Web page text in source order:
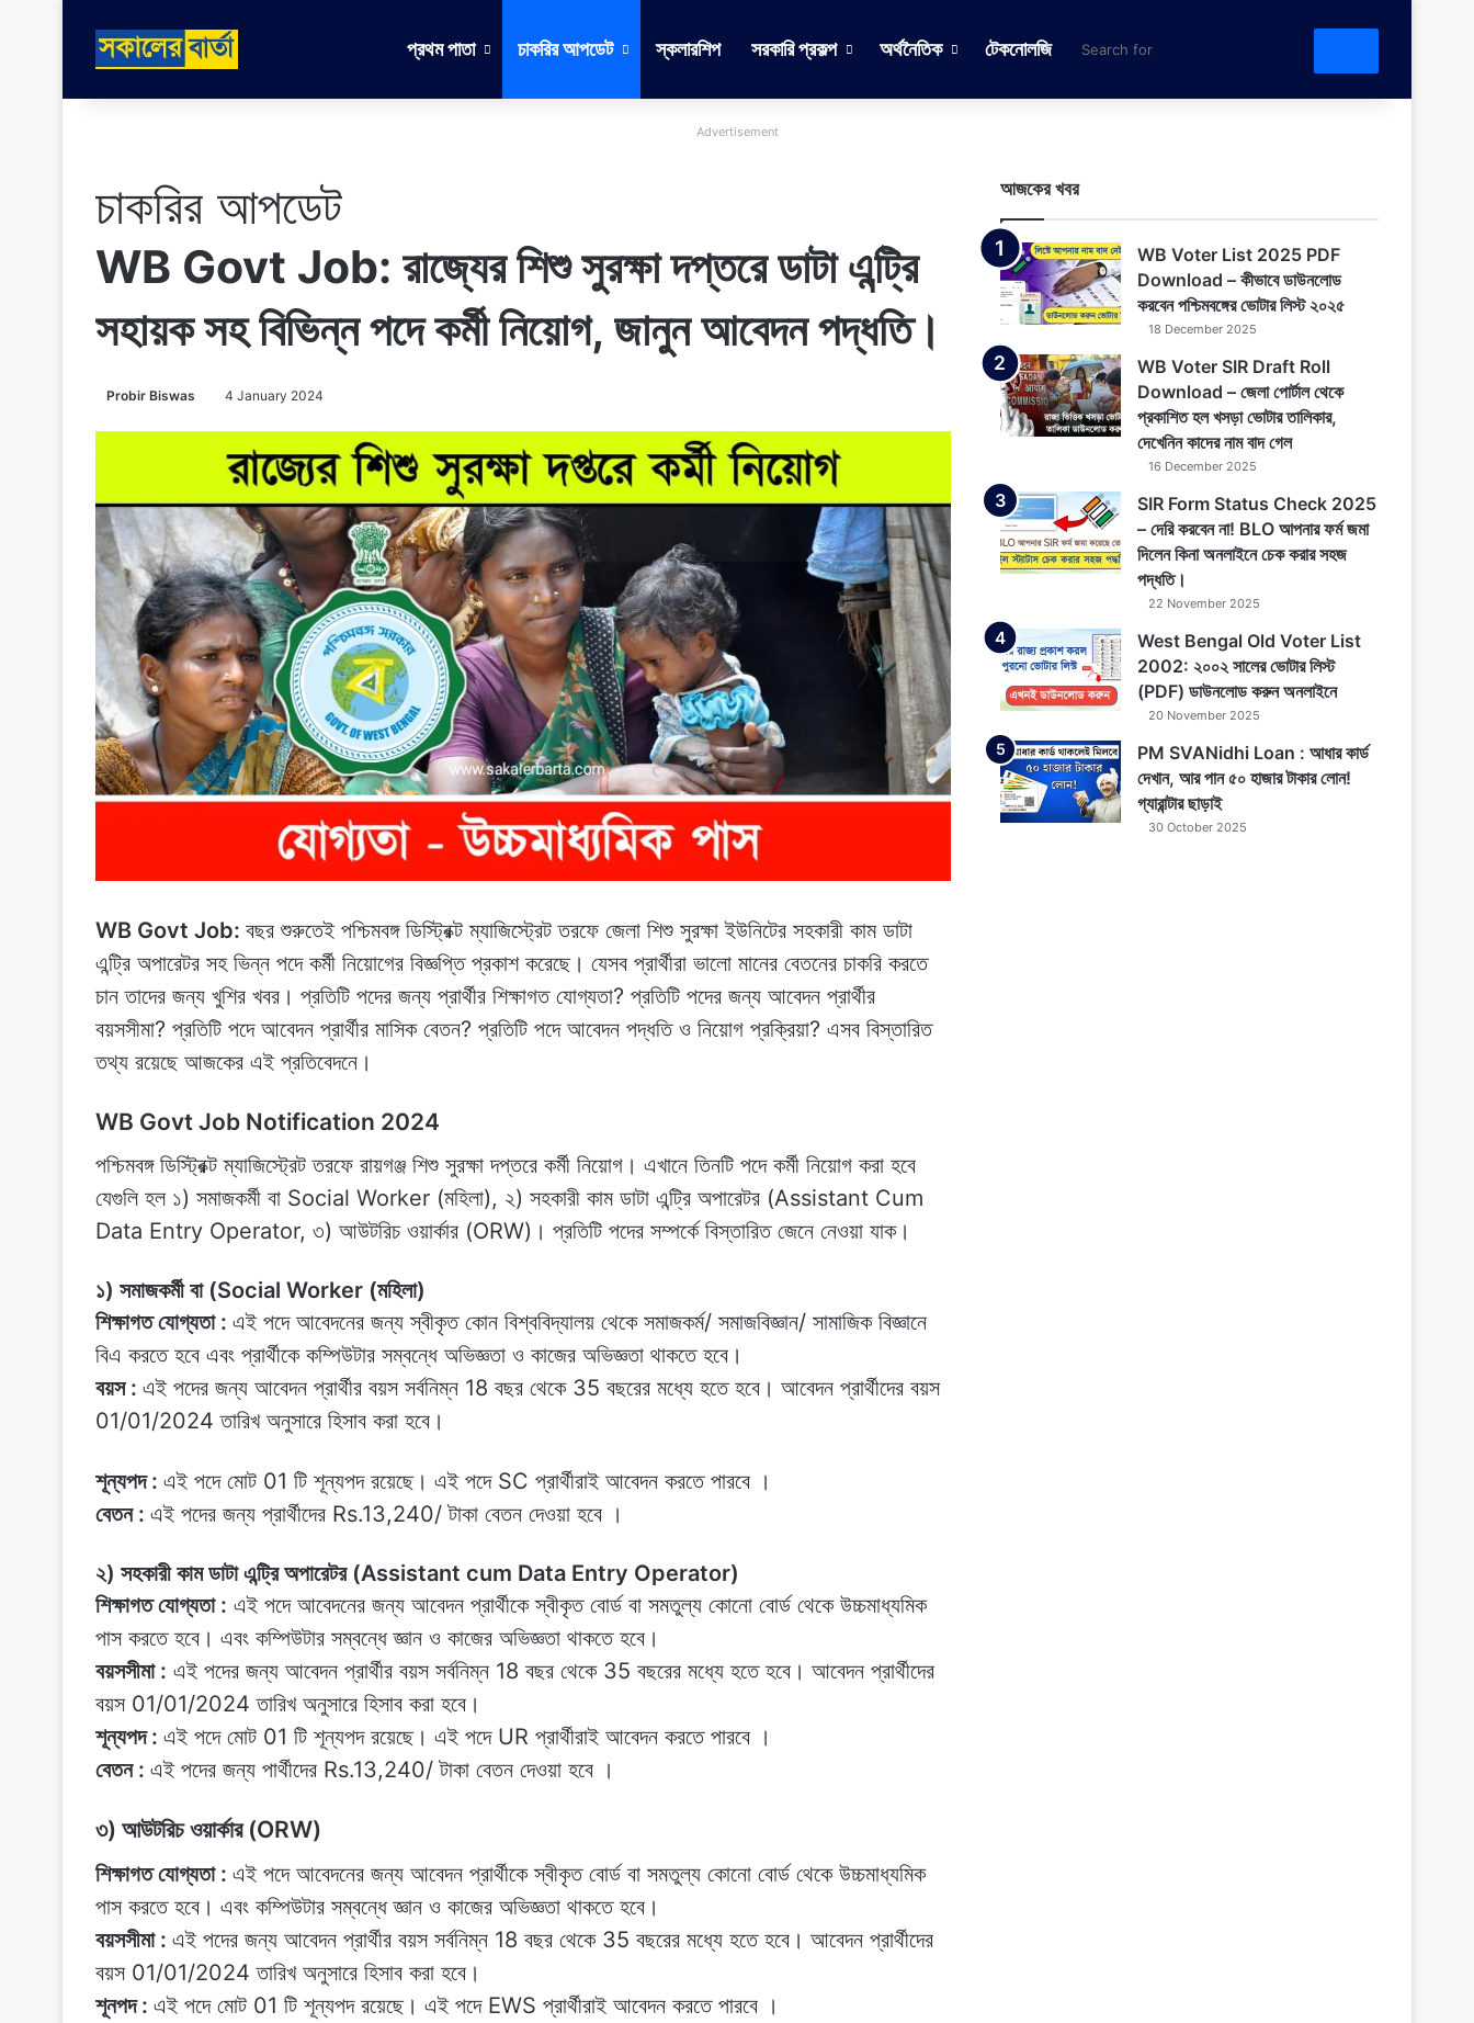
প্রথম পাতা চাকরির আপডেট স্কলারশিপ সরকারি প্রকল্প অর্থনৈতিক টেকনোলজি
Search
for
Advertisement
চাকরির আপডেট
WB Govt Job: রাজ্যের শিশু সুরক্ষা দপ্তরে ডাটা এন্ট্রি
সহায়ক সহ বিভিন্ন পদে কর্মী নিয়োগ, জানুন আবেদন পদ্ধতি।
Probir Biswas 4 January 2024
WB Govt Job: বছর শুরুতেই পশ্চিমবঙ্গ ডিস্ট্রিক্ট ম্যাজিস্ট্রেট তরফে জেলা শিশু সুরক্ষা ইউনিটের সহকারী কাম ডাটা
এন্ট্রি অপারেটর সহ ভিন্ন পদে কর্মী নিয়োগের বিজ্ঞপ্তি প্রকাশ করেছে। যেসব প্রার্থীরা ভালো মানের বেতনের চাকরি করতে
চান তাদের জন্য খুশির খবর। প্রতিটি পদের জন্য প্রার্থীর শিক্ষাগত যোগ্যতা? প্রতিটি পদের জন্য আবেদন প্রার্থীর
বয়সসীমা? প্রতিটি পদে আবেদন প্রার্থীর মাসিক বেতন? প্রতিটি পদে আবেদন পদ্ধতি ও নিয়োগ প্রক্রিয়া? এসব বিস্তারিত
তথ্য রয়েছে আজকের এই প্রতিবেদনে।
WB Govt Job Notification 2024
পশ্চিমবঙ্গ ডিস্ট্রিক্ট ম্যাজিস্ট্রেট তরফে রায়গঞ্জ শিশু সুরক্ষা দপ্তরে কর্মী নিয়োগ। এখানে তিনটি পদে কর্মী নিয়োগ করা হবে
যেগুলি হল ১) সমাজকর্মী বা Social Worker (মহিলা), ২) সহকারী কাম ডাটা এন্ট্রি অপারেটর (Assistant Cum
Data Entry Operator, ৩) আউটরিচ ওয়ার্কার (ORW)। প্রতিটি পদের সম্পর্কে বিস্তারিত জেনে নেওয়া যাক।
১) সমাজকর্মী বা (Social Worker (মহিলা)
শিক্ষাগত যোগ্যতা : এই পদে আবেদনের জন্য স্বীকৃত কোন বিশ্ববিদ্যালয় থেকে সমাজকর্ম/ সমাজবিজ্ঞান/ সামাজিক বিজ্ঞানে
বিএ করতে হবে এবং প্রার্থীকে কম্পিউটার সম্বন্ধে অভিজ্ঞতা ও কাজের অভিজ্ঞতা থাকতে হবে।
বয়স : এই পদের জন্য আবেদন প্রার্থীর বয়স সর্বনিম্ন 18 বছর থেকে 35 বছরের মধ্যে হতে হবে। আবেদন প্রার্থীদের বয়স
01/01/2024 তারিখ অনুসারে হিসাব করা হবে।‌
শূন্যপদ : এই পদে মোট 01 টি শূন্যপদ রয়েছে। এই পদে SC প্রার্থীরাই আবেদন করতে পারবে ‌।
বেতন : এই পদের জন্য প্রার্থীদের Rs.13,240/ টাকা বেতন দেওয়া হবে ।
২) সহকারী কাম ডাটা এন্ট্রি অপারেটর (Assistant cum Data Entry Operator)
শিক্ষাগত যোগ্যতা : এই পদে আবেদনের জন্য আবেদন প্রার্থীকে স্বীকৃত বোর্ড বা সমতুল্য কোনো বোর্ড থেকে উচ্চমাধ্যমিক
পাস করতে হবে। এবং কম্পিউটার সম্বন্ধে জ্ঞান ও কাজের অভিজ্ঞতা থাকতে হবে।
বয়সসীমা : এই পদের জন্য আবেদন প্রার্থীর বয়স সর্বনিম্ন 18 বছর থেকে 35 বছরের মধ্যে হতে হবে। আবেদন প্রার্থীদের
বয়স 01/01/2024 তারিখ অনুসারে হিসাব করা হবে।‌
শূন্যপদ : এই পদে মোট 01 টি শূন্যপদ রয়েছে। এই পদে UR প্রার্থীরাই আবেদন করতে পারবে ‌।
বেতন : এই পদের জন্য পার্থীদের Rs.13,240/ টাকা বেতন দেওয়া হবে ।
৩) আউটরিচ ওয়ার্কার (ORW)
শিক্ষাগত যোগ্যতা : এই পদে আবেদনের জন্য আবেদন প্রার্থীকে স্বীকৃত বোর্ড বা সমতুল্য কোনো বোর্ড থেকে উচ্চমাধ্যমিক
পাস করতে হবে। এবং কম্পিউটার সম্বন্ধে জ্ঞান ও কাজের অভিজ্ঞতা থাকতে হবে।
বয়সসীমা : এই পদের জন্য আবেদন প্রার্থীর বয়স সর্বনিম্ন 18 বছর থেকে 35 বছরের মধ্যে হতে হবে। আবেদন প্রার্থীদের
বয়স 01/01/2024 তারিখ অনুসারে হিসাব করা হবে।‌
শূনপদ : এই পদে মোট 01 টি শূন্যপদ রয়েছে। এই পদে EWS প্রার্থীরাই আবেদন করতে পারবে ‌।
আজকের খবর
WB Voter List 2025 PDF
Download – কীভাবে ডাউনলোড
করবেন পশ্চিমবঙ্গের ভোটার লিস্ট ২০২৫
18 December 2025
WB Voter SIR Draft Roll
Download – জেলা পোর্টাল থেকে
প্রকাশিত হল খসড়া ভোটার তালিকার,
দেখেনিন কাদের নাম বাদ গেল
16 December 2025
SIR Form Status Check 2025
– দেরি করবেন না! BLO আপনার ফর্ম জমা
দিলেন কিনা অনলাইনে চেক করার সহজ
পদ্ধতি।
22 November 2025
West Bengal Old Voter List
2002: ২০০২ সালের ভোটার লিস্ট
(PDF) ডাউনলোড করুন অনলাইনে
20 November 2025
PM SVANidhi Loan : আধার কার্ড
দেখান, আর পান ৫০ হাজার টাকার লোন!
গ্যারান্টার ছাড়াই
30 October 2025